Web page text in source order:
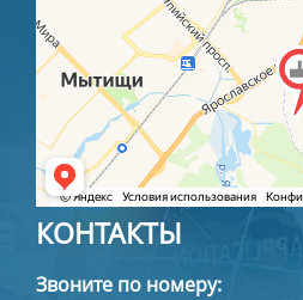
КОНТАКТЫ
Звоните по номеру: